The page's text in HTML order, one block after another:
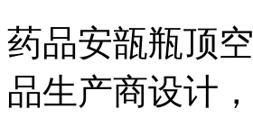
药品安瓿瓶顶
品生产商设计